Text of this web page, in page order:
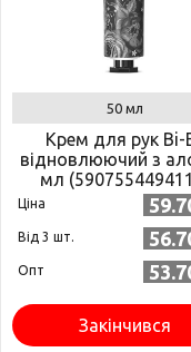
50 мл
Крем для рук Bi-
відновлюючий з
мл
Ціна
Від 3 шт.
Опт
Закінчився